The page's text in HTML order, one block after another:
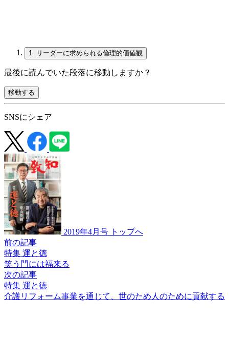
1. リーダーに求められる倫理的価値観
最後に読んでいた段落に移動しますか？
移動する
SNSにシェア
2019年4月号 トップへ
前の記事
特集 運と徳
笑う門には福来る
次の記事
特集 運と徳
介護リフォーム事業を通じて、世のため人のために貢献する